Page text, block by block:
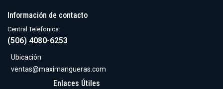
Enlaces Útiles
Información de contacto
Central Telefonica:
(506) 4080-6253
Ubicación
ventas@maximangueras.com